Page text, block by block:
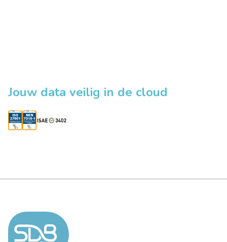
Jouw data veilig in de cloud